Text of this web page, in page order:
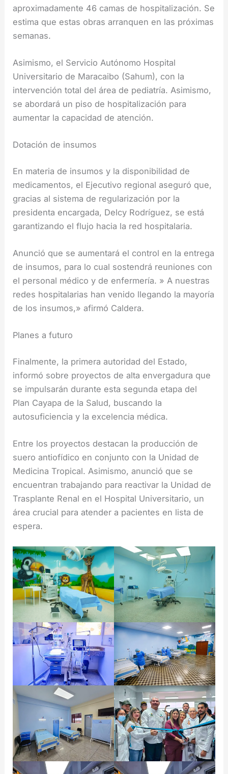
aproximadamente 46 camas de hospitalización. Se
estima que estas obras arranquen en las próximas
semanas.
Asimismo, el Servicio Autónomo Hospital
Universitario de Maracaibo (Sahum), con la
intervención total del área de pediatría. Asimismo,
se abordará un piso de hospitalización para
aumentar la capacidad de atención.
Dotación de insumos
En materia de insumos y la disponibilidad de
medicamentos, el Ejecutivo regional aseguró que,
gracias al sistema de regularización por la
presidenta encargada, Delcy Rodríguez, se está
garantizando el flujo hacia la red hospitalaria.
Anunció que se aumentará el control en la entrega
de insumos, para lo cual sostendrá reuniones con
el personal médico y de enfermería. » A nuestras
redes hospitalarias han venido llegando la mayoría
de los insumos,» afirmó Caldera.
Planes a futuro
Finalmente, la primera autoridad del Estado,
informó sobre proyectos de alta envergadura que
se impulsarán durante esta segunda etapa del
Plan Cayapa de la Salud, buscando la
autosuficiencia y la excelencia médica.
Entre los proyectos destacan la producción de
suero antiofídico en conjunto con la Unidad de
Medicina Tropical. Asimismo, anunció que se
encuentran trabajando para reactivar la Unidad de
Trasplante Renal en el Hospital Universitario, un
área crucial para atender a pacientes en lista de
espera.